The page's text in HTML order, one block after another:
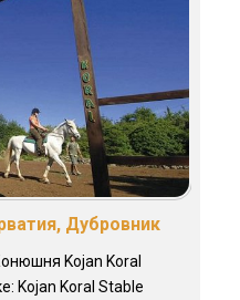
Дубровник
Kojan Koral
Kojan Koral Stable